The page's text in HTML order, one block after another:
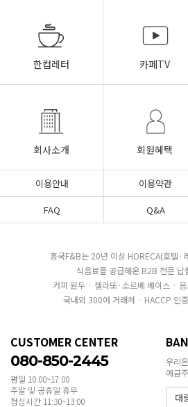
한컵레터 카페TV
회사소개 회원혜택
이용안내 이용약관
FAQ
Q&A
흥국F&B는 20년 이상 HORECA(호텔·
식음료를 공급해온 B2B 전문 납
커피 원두 · 젤라또·소르베 베이스 ·
국내외 300여 거래처 · HACCP 인
CUSTOMER CENTER
080-850-2445
평일 10:00~17:00
주말 및 공휴일 휴무
점심시간 11:30~13:00
우리
예금
대